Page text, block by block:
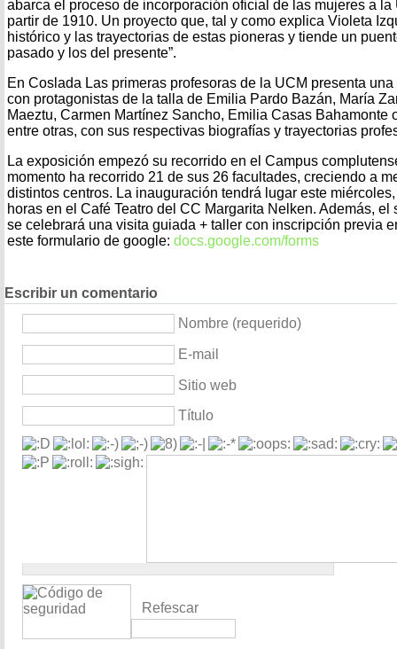
abarca el proceso de incorporación oficial de las mujeres a
partir de 1910. Un proyecto que, tal y como explica Violeta
histórico y las trayectorias de estas pioneras y tiende un
pasado y los del presente”.
En Coslada Las primeras profesoras de la UCM presenta
con protagonistas de la talla de Emilia Pardo Bazán, María
Maeztu, Carmen Martínez Sancho, Emilia Casas Bahamonte
entre otras, con sus respectivas biografías y trayectorias
La exposición empezó su recorrido en el Campus
momento ha recorrido 21 de sus 26 facultades, creciendo a
distintos centros. La inauguración tendrá lugar este
horas en el Café Teatro del CC Margarita Nelken. Además, el
se celebrará una visita guiada + taller con inscripción previa
este formulario de google: docs.google.com/forms
Escribir un comentario
Nombre (requerido)
E-mail
Sitio web
Título
Refescar